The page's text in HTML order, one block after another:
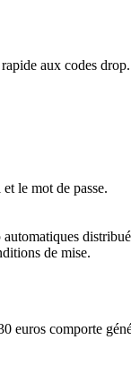
aux codes drop.
le mot de passe.
de mise.
comporte